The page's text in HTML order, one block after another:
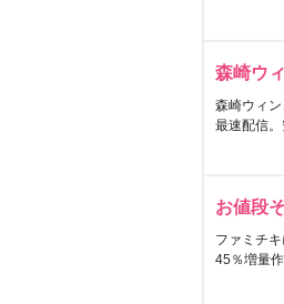
森崎ウ
森崎ウィ
最速配信。
お値段
ファミチ
45％増量